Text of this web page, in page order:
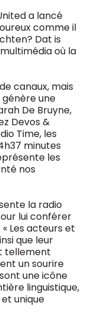
a lancé
comme il
Dat is
où la
canaux, mais
une
De Bruyne,
Devos &
Time, les
minutes
les
nos
la radio
lui conférer
Les acteurs et
que leur
tellement
un sourire
une icône
linguistique,
unique